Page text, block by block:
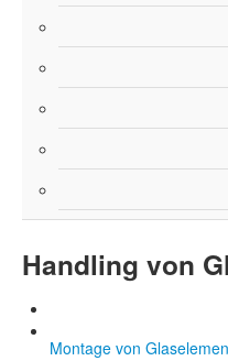
Handling von
Montage von